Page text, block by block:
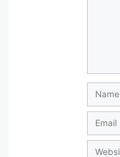
Name
Email
Website